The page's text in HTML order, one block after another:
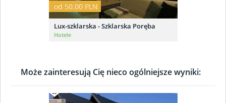
od 50.00 PLN
Lux-szklarska - Szklarska Poręba
Hotele
Może zainteresują Cię nieco ogólniejsze wyniki: